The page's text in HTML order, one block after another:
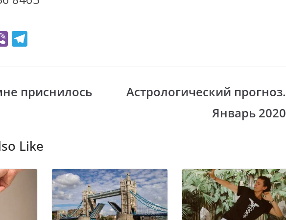
Vi
gr
a
приснилось
Астрологический прогноз.
Январь 2020
Like